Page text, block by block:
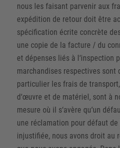
nous les faisant parvenir aux
expédition de retour doit être
spécification écrite concrète
une copie de la facture / du
et dépenses liés à l‘inspection
marchandises respectives sont
particulier les frais de
d‘œuvre et de matériel, sont à
mesure où il s‘avère qu‘un
une réclamation pour défaut de
injustifiée, nous avons droit au